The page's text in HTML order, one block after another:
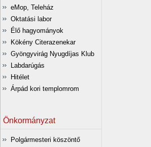
eMop, Teleház
Oktatási labor
Élő hagyományok
Kökény Citerazenekar
Gyöngyvirág Nyugdíjas Klub
Labdarúgás
Hitélet
Árpád kori templomrom
Önkormányzat
Polgármesteri köszöntő